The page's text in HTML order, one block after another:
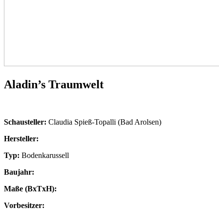
Aladin’s Traumwelt
Schausteller: Claudia Spieß-Topalli (Bad Arolsen)
Hersteller:
Typ: Bodenkarussell
Baujahr:
Maße (BxTxH):
Vorbesitzer: